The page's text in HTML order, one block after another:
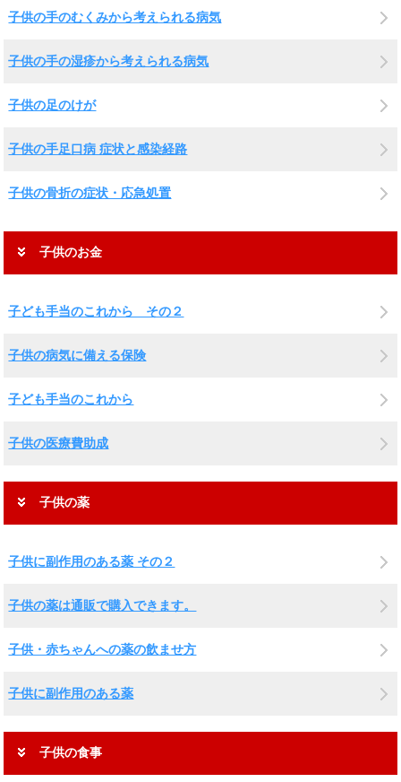
子供の手のむくみから考えられる病気
子供の手の湿疹から考えられる病気
子供の足のけが
子供の手足口病 症状と感染経路
子供の骨折の症状・応急処置
子供のお金
子ども手当のこれから その２
子供の病気に備える保険
子ども手当のこれから
子供の医療費助成
子供の薬
子供に副作用のある薬 その２
子供の薬は通販で購入できます。
子供・赤ちゃんへの薬の飲ませ方
子供に副作用のある薬
子供の食事